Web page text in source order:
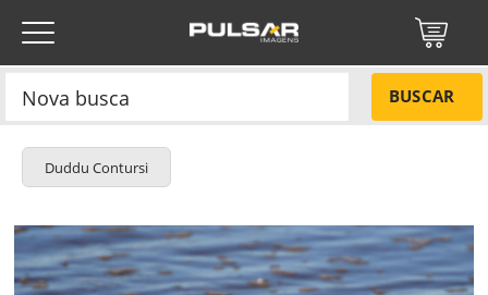
BUSCAR
Duddu Contursi